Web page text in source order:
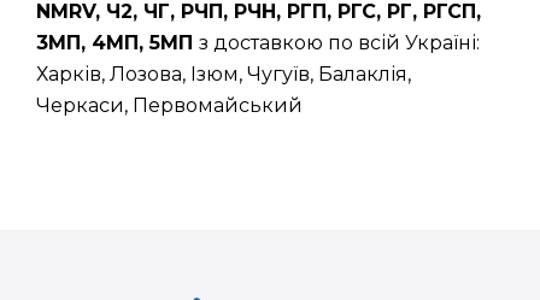
NMRV, Ч2, ЧГ, РЧП, РЧН, РГП, РГС, РГ, РГСП,
3МП, 4МП, 5МП з доставкою по всій Україні:
Харків, Лозова, Ізюм, Чугуїв, Балаклія,
Черкаси, Первомайський